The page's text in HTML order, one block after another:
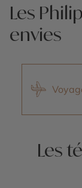
Les
envies
Les